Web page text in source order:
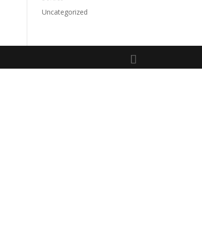
Uncategorized